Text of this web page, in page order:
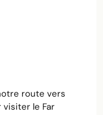
route vers
visiter le Far